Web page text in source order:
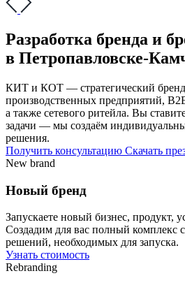
Разработка бренда и
в Петропавловске-
КИТ и КОТ — стратегический
производственных предприятий,
а также сетевого ритейла. Вы
задачи — мы создаём
решения.
Получить консультацию Скачать
New brand
Новый бренд
Запускаете новый бизнес, продукт,
Создадим для вас полный комплекс
решений, необходимых для запуска.
Узнать стоимость
Rebranding